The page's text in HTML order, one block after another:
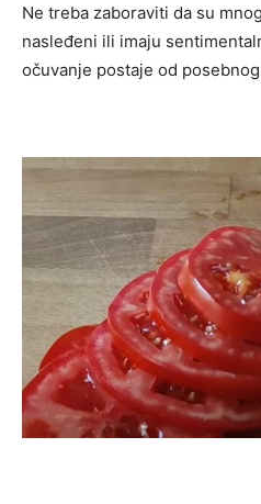
Ne treba zaboraviti da su
nasleđeni ili imaju
očuvanje postaje od